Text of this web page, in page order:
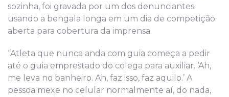
sozinha, foi gravada por um dos denunciantes
usando a bengala longa em um dia de competição
aberta para cobertura da imprensa.
“Atleta que nunca anda com guia começa a pedir
até o guia emprestado do colega para auxiliar. ‘Ah,
me leva no banheiro. Ah, faz isso, faz aquilo.’ A
pessoa mexe no celular normalmente aí, do nada,